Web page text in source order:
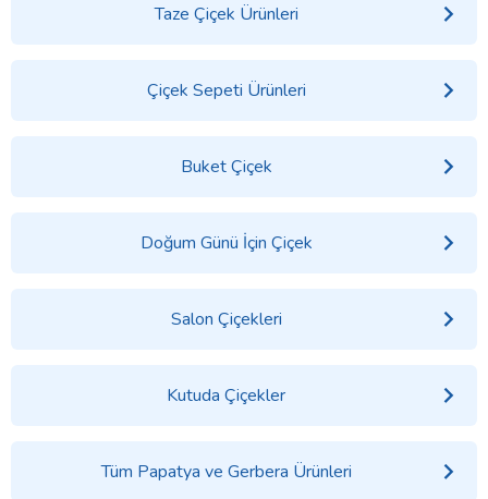
Taze Çiçek Ürünleri
Çiçek Sepeti Ürünleri
Buket Çiçek
Doğum Günü İçin Çiçek
Salon Çiçekleri
Kutuda Çiçekler
Tüm Papatya ve Gerbera Ürünleri